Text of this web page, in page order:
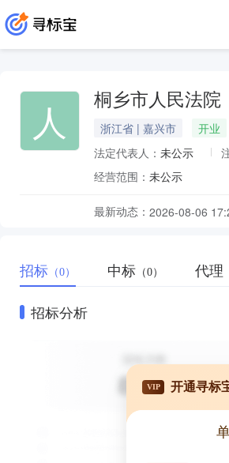
人 桐乡市人民法院
浙江省 | 嘉兴市
开业
法定代表人： 未公示
经营范围： 未公示
最新动态： 2026-08-06
招标 （0） 中标 （0） 代理
招标分析
VIP 开通寻标